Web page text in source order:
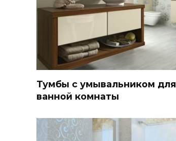
Тумбы с умывальником для
ванной комнаты